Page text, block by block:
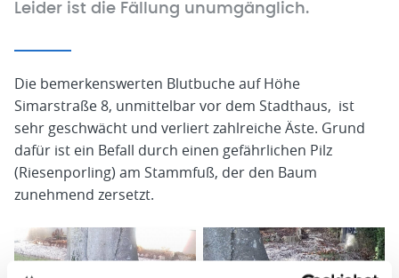
Leider ist die Fällung unumgänglich.
Die bemerkenswerten Blutbuche auf Höhe
Simarstraße 8, unmittelbar vor dem Stadthaus, ist
sehr geschwächt und verliert zahlreiche Äste. Grund
dafür ist ein Befall durch einen gefährlichen Pilz
(Riesenporling) am Stammfuß, der den Baum
zunehmend zersetzt.